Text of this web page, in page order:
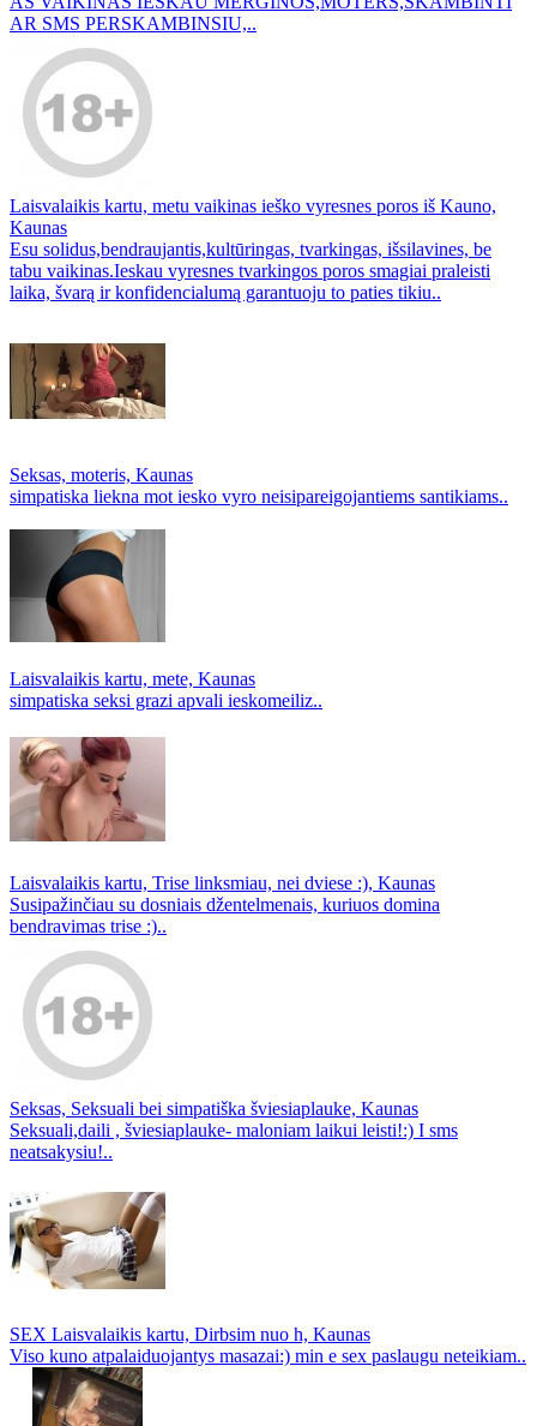
AR SMS PERSKAMBINSIU,..
Laisvalaikis kartu, metu vaikinas ieško vyresnes poros iš Kauno,
Kaunas
Esu solidus,bendraujantis,kultūringas, tvarkingas, išsilavines, be
tabu vaikinas.Ieskau vyresnes tvarkingos poros smagiai praleisti
laika, švarą ir konfidencialumą garantuoju to paties tikiu..
Seksas, moteris, Kaunas
simpatiska liekna mot iesko vyro neisipareigojantiems santikiams..
Laisvalaikis kartu, mete, Kaunas
simpatiska seksi grazi apvali ieskomeiliz..
Laisvalaikis kartu, Trise linksmiau, nei dviese :), Kaunas
Susipažinčiau su dosniais džentelmenais, kuriuos domina
bendravimas trise :)..
Seksas, Seksuali bei simpatiška šviesiaplauke, Kaunas
Seksuali,daili , šviesiaplauke- maloniam laikui leisti!:) I sms
neatsakysiu!..
SEX Laisvalaikis kartu, Dirbsim nuo h, Kaunas
Viso kuno atpalaiduojantys masazai:) min e sex paslaugu neteikiam..